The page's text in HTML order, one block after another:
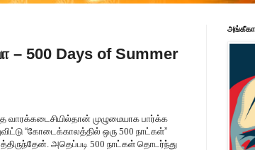
500 Days of Summer
வாரக்கடைசியில்தான் முழுமையாக பார்க்க
“கோடைக்காலத்தில் ஒரு 500 நாட்கள்”
அதெப்படி 500 நாட்கள் தொடர்ந்து